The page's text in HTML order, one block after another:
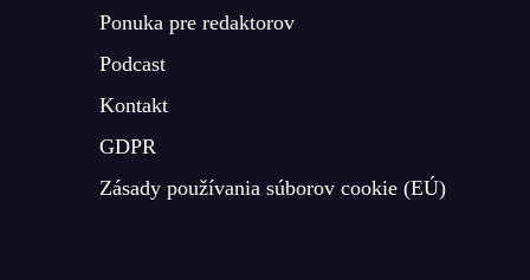
Ponuka pre redaktorov
Podcast
Kontakt
GDPR
Zásady používania súborov cookie (EÚ)